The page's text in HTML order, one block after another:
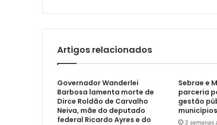
Artigos relacionados
Governador Wanderlei
Barbosa lamenta morte de
Dirce Roldão de Carvalho
Neiva, mãe do deputado
federal Ricardo Ayres e do
Sebrae e
parceria
gestão
3 semanas